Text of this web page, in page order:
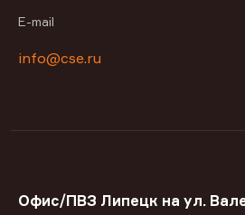
E-mail
info@cse.ru
Офис/ПВЗ Липецк на ул.